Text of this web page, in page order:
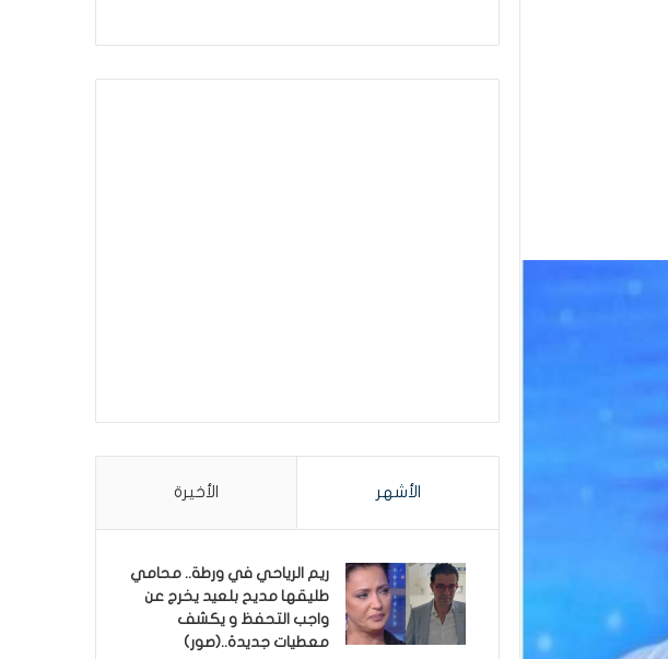
الأشهر الأخيرة
ريم الرياحي في ورطة.. محامي
طليقها مديح بلعيد يخرج عن
واجب التحفظ و يكشف
معطيات جديدة..(صور)